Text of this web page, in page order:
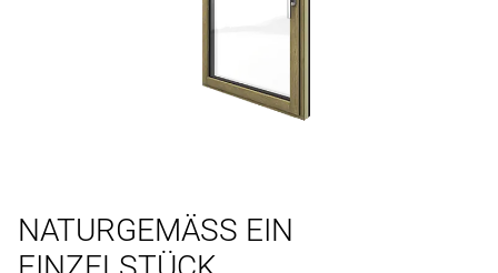
NATURGEMÄSS EIN